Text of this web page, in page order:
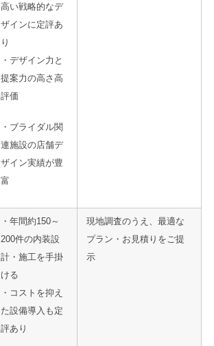
高い戦略的なデ
ザインに定評あ
り
・デザイン力と
提案力の高さ高
評価
・ブライダル関
連施設の店舗デ
ザイン実績が豊
富
・年間約150～
200件の内装設
計・施工を手掛
ける
・コストを抑え
た設備導入も定
評あり
現地調査のうえ、最適な
プラン・お見積りをご提
示